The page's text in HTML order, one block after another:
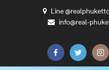
Line
info@real-
CART
MY